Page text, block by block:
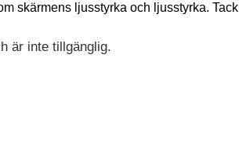
skärmens ljusstyrka och ljusstyrka. Tack
är inte tillgänglig.